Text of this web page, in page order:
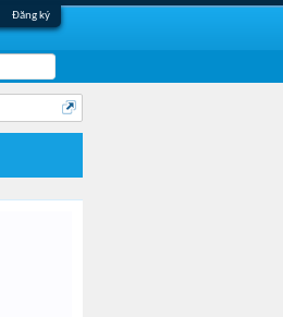
Đăng ký